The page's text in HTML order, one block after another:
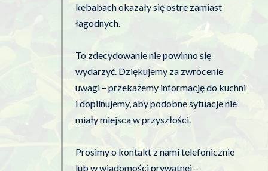
kebabach okazały się ostre zamiast
łagodnych.
To zdecydowanie nie powinno się
wydarzyć. Dziękujemy za zwrócenie
uwagi – przekażemy informację do kuchni
i dopilnujemy, aby podobne sytuacje nie
miały miejsca w przyszłości.
Prosimy o kontakt z nami telefonicznie
lub w wiadomości prywatnej –